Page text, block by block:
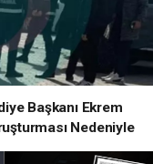
Başkanı Ekrem
Nedeniyle